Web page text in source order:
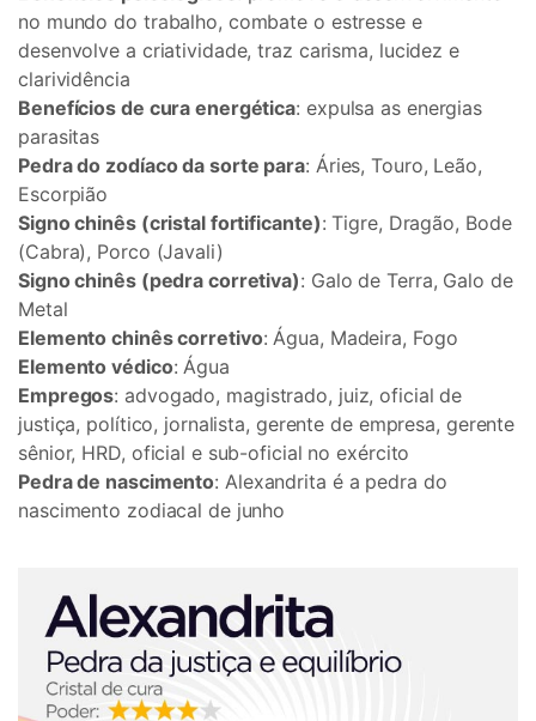
no mundo do trabalho, combate o estresse e
desenvolve a criatividade, traz carisma, lucidez e
clarividência
Benefícios de cura energética: expulsa as energias
parasitas
Pedra do zodíaco da sorte para: Áries, Touro, Leão,
Escorpião
Signo chinês (cristal fortificante): Tigre, Dragão, Bode
(Cabra), Porco (Javali)
Signo chinês (pedra corretiva): Galo de Terra, Galo de
Metal
Elemento chinês corretivo: Água, Madeira, Fogo
Elemento védico: Água
Empregos: advogado, magistrado, juiz, oficial de
justiça, político, jornalista, gerente de empresa, gerente
sênior, HRD, oficial e sub-oficial no exército
Pedra de nascimento: Alexandrita é a pedra do
nascimento zodiacal de junho